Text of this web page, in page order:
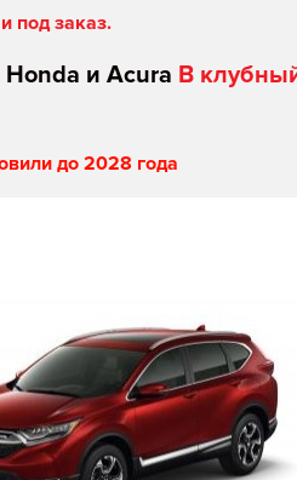
под заказ.
и Acura В
до 2028 года